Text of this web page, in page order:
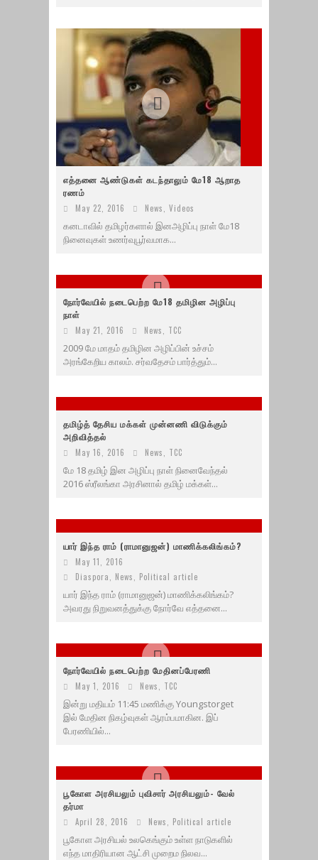
எத்தனை ஆண்டுகள் கடந்தாலும் மே18 ஆறாத
ரணம்
May 22, 2016 News Videos
கனடாவில் தமிழர்களால் இனஅழிப்பு நாள் மே18
நினைவுகள் உணர்வுபூர்வமாக...
நோர்வேயில் நடைபெற்ற மே18 தமிழின அழிப்பு
நாள்
May 21, 2016 News TCC
2009 மே மாதம் தமிழின அழிப்பின் உச்சம்
அரங்கேறிய காலம். சர்வதேசம் பார்த்தும்...
தமிழ்த் தேசிய மக்கள் முன்னணி விடுக்கும்
அறிவித்தல்
May 16, 2016 News TCC
மே 18 தமிழ் இன அழிப்பு நாள் நினைவேந்தல்
2016 ஸ்ரீலங்கா அரசினால் தமிழ் மக்கள்...
யார் இந்த ராம் (ராமானுஜன்) மாணிக்கலிங்கம்?
May 11, 2016
Diaspora
News Political article
யார் இந்த ராம் (ராமானுஜன்) மாணிக்கலிங்கம்?
அவரது நிறுவனத்துக்கு நோர்வே எத்தனை...
நோர்வேயில் நடைபெற்ற மேதினப்பேரணி
May 1, 2016 News TCC
இன்று மதியம் 11:45 மணிக்கு Youngstorget
இல் மேதின நிகழ்வுகள் ஆரம்பமாகின. இப்
பேரணியில்...
பூகோள அரசியலும் புவிசார் அரசியலும்- வேல்
தர்மா
April 28, 2016 News Political article
பூகோள அரசியல் உலகெங்கும் உள்ள நாடுகளில்
எந்த மாதிரியான ஆட்சி முறைம நிலவ...